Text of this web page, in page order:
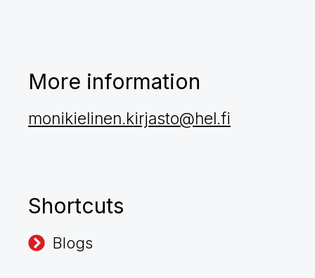
More information
monikielinen.kirjasto@hel.fi
Shortcuts
Blogs